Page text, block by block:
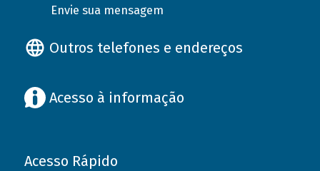
Envie sua mensagem
Outros telefones e endereços
Acesso à informação
Acesso Rápido